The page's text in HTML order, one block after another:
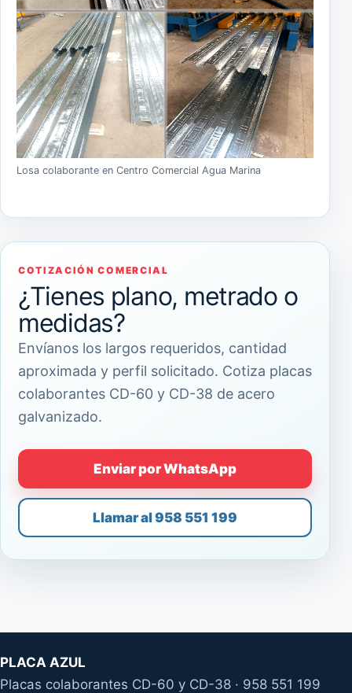
Losa colaborante en Centro Comercial Agua Marina
COTIZACIÓN COMERCIAL
¿Tienes plano, metrado o
medidas?
Envíanos los largos requeridos, cantidad
aproximada y perfil solicitado. Cotiza placas
colaborantes CD-60 y CD-38 de acero
galvanizado.
Enviar por WhatsApp
Llamar al 958 551 199
PLACA AZUL
Placas colaborantes CD-60 y CD-38 · 958 551 199